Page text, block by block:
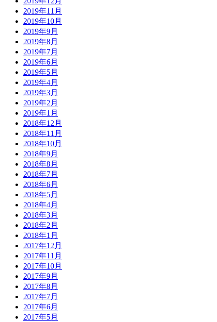
2019年11月
2019年10月
2019年9月
2019年8月
2019年7月
2019年6月
2019年5月
2019年4月
2019年3月
2019年2月
2019年1月
2018年12月
2018年11月
2018年10月
2018年9月
2018年8月
2018年7月
2018年6月
2018年5月
2018年4月
2018年3月
2018年2月
2018年1月
2017年12月
2017年11月
2017年10月
2017年9月
2017年8月
2017年7月
2017年6月
2017年5月